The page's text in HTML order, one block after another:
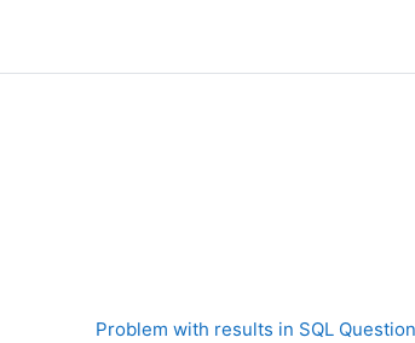
Problem with results in SQL